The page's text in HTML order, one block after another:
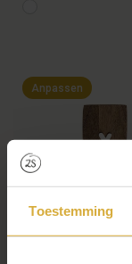
Toestemming
Anpassen